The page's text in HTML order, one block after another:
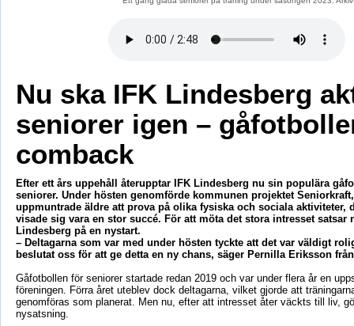
Nu ska IFK Lindesberg
seniorer igen –
comback
Efter ett års uppehåll återupptar IFK Lindesberg nu sin populära
seniorer. Under hösten genomförde kommunen projektet
uppmuntrade äldre att prova på olika fysiska och sociala aktiviteter,
visade sig vara en stor succé. För att möta det stora intresset satsar
Lindesberg på en nystart.
– Deltagarna som var med under hösten tyckte att det var väldigt
beslutat oss för att ge detta en ny chans, säger Pernilla Eriksson
Gåfotbollen för seniorer startade redan 2019 och var under flera år en
föreningen. Förra året uteblev dock deltagarna, vilket gjorde att
genomföras som planerat. Men nu, efter att intresset åter väckts till liv,
nysatsning.